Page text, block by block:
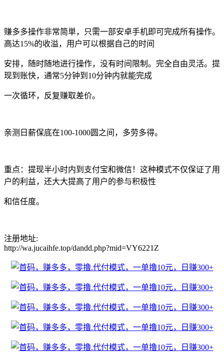
赚多多操作非常简単，只需一部安卓手机即可完成所有操作。
高达15%的收溢，用户可以根据自己的时间
安排，随时随地进行操作，没有时间限制。完全自由灵活。提
现到账快，通常5分钟到10分钟内就能完成
一次循环，反复赚取差价。
亲测日薪保底在100-1000圆之间，多劳多得。
重点：提现半小时内到支付宝和微信！这种模式不仅保证了用
户的利益，还大大提高了用户的参与积极性
和信任度。
注册地址:
http://wa.jucaihfe.top/dandd.php?mid=VY6221Z